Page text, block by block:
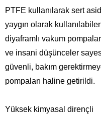
PTFE kullanılarak sert
yaygın olarak
diyaframlı vakum
ve insani düşünceler
güvenli, bakım
pompaları haline getirildi.
Yüksek kimyasal dirençli